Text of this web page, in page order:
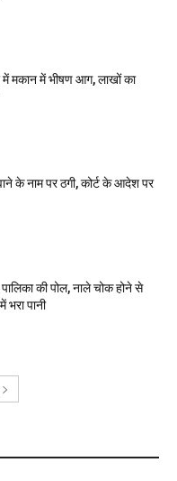
मकान में भीषण आग, लाखों का
के नाम पर ठगी, कोर्ट के आदेश पर
की पोल, नाले चोक होने से
भरा पानी